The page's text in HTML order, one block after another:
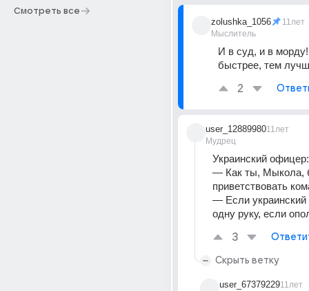
Смотреть все
zolushka_1056
Мыслитель
11лет
И в суд, и в
быстрее, тем
2
user_12889980
Мудрец
11лет
Украинский офицер:
— Как ты, Мыкола,
приветствовать
— Если
одну руку, если
3
Скрыть ветку
user_6737922911лет